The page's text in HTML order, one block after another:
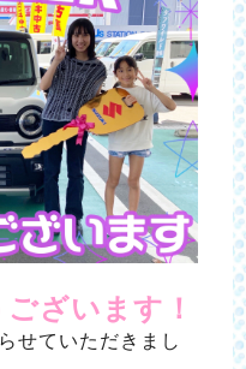
ざいます！
せていただきまし